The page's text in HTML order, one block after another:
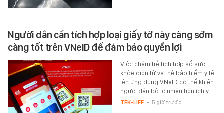
Người dân cần tích hợp loại giấy tờ này càng sớm
càng tốt trên VNeID để đảm bảo quyền lợi
Việc chậm trễ tích hợp sổ sức
khỏe điện tử và thẻ bảo hiểm y tế
lên ứng dụng VNeID có thể khiến
người dân bỏ lỡ nhiều tiện ích y…
TEK-LIFE - 5 giờ trước